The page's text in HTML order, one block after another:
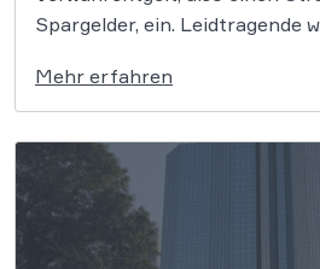
Spargelder, ein. Leidtragende
Frankfurt mit einer Klage der
Hamburg gegen diese
über die Rechtmäßigkeit der
AGB. Eine Klausel in […]
Mehr erfahren